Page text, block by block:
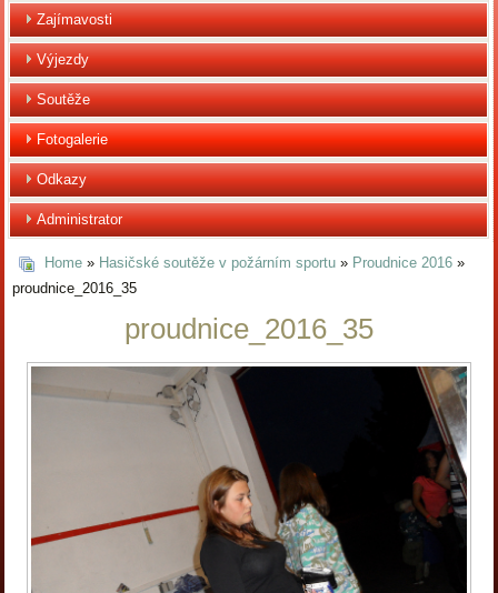
Zajímavosti
Výjezdy
Soutěže
Fotogalerie
Odkazy
Administrator
Home» Hasičské soutěže v požárním sportu» Proudnice 2016»
proudnice_2016_35
proudnice_2016_35